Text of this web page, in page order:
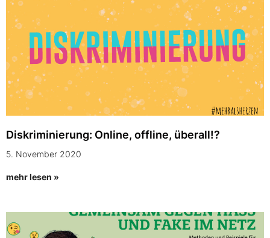
Diskriminierung: Online, offline, überall!?
5. November 2020
mehr lesen »